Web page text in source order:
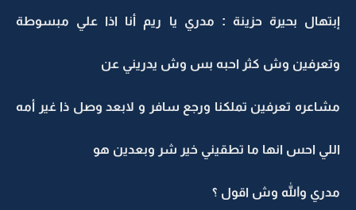
إبتهال بحيرة حزينة : مدري يا ريم أنا اذا علي مبسوطة
وتعرفين وش كثر احبه بس وش يدريني عن
مشاعره تعرفين تملكنا ورجع سافر و لابعد وصل ذا غير أمه
اللي احس انها ما تطقيني خير شر وبعدين هو
مدري والله وش اقول ؟